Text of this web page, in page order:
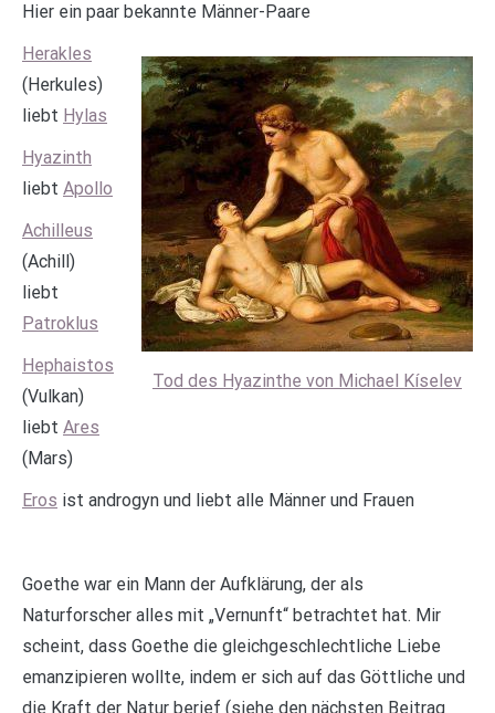
Hier ein paar bekannte Männer-Paare
Tod des Hyazinthe von Michael Kíselev
Herakles
(Herkules)
liebt Hylas
Hyazinth
liebt Apollo
Achilleus
(Achill)
liebt
Patroklus
Hephaistos
(Vulkan)
liebt Ares
(Mars)
Eros ist androgyn und liebt alle Männer und Frauen
Goethe war ein Mann der Aufklärung, der als
Naturforscher alles mit „Vernunft“ betrachtet hat. Mir
scheint, dass Goethe die gleichgeschlechtliche Liebe
emanzipieren wollte, indem er sich auf das Göttliche und
die Kraft der Natur berief (siehe den nächsten Beitrag